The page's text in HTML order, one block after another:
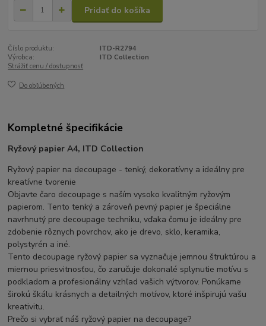
Pridať do košíka
Číslo produktu:
ITD-R2794
Výrobca:
ITD Collection
Strážiť cenu / dostupnosť
Do obľúbených
Kompletné špecifikácie
Ryžový papier A4, ITD Collection
Ryžový papier na decoupage - tenký, dekoratívny a ideálny pre
kreatívne tvorenie
Objavte čaro decoupage s naším vysoko kvalitným ryžovým
papierom. Tento tenký a zároveň pevný papier je špeciálne
navrhnutý pre decoupage techniku, vďaka čomu je ideálny pre
zdobenie rôznych povrchov, ako je drevo, sklo, keramika,
polystyrén a iné.
Tento decoupage ryžový papier sa vyznačuje jemnou štruktúrou a
miernou priesvitnosťou, čo zaručuje dokonalé splynutie motívu s
podkladom a profesionálny vzhľad vašich výtvorov. Ponúkame
širokú škálu krásnych a detailných motívov, ktoré inšpirujú vašu
kreativitu.
Prečo si vybrať náš ryžový papier na decoupage?